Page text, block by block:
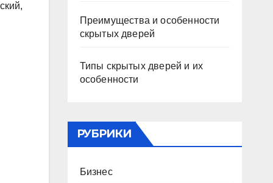
Преимущества и особенности
скрытых дверей
Типы скрытых дверей и их
особенности
РУБРИКИ
Бизнес